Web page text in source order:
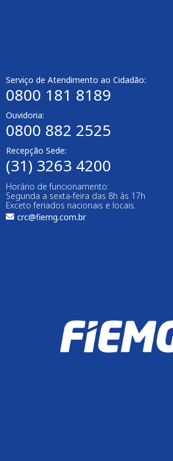
Serviço de Atendimento ao Cidadão:
0800 181 8189
Ouvidoria:
0800 882 2525
Recepção Sede:
(31) 3263 4200
Horário de funcionamento:
Segunda a sexta-feira das 8h às 17h
Exceto feriados nacionais e locais.
crc@fiemg.com.br